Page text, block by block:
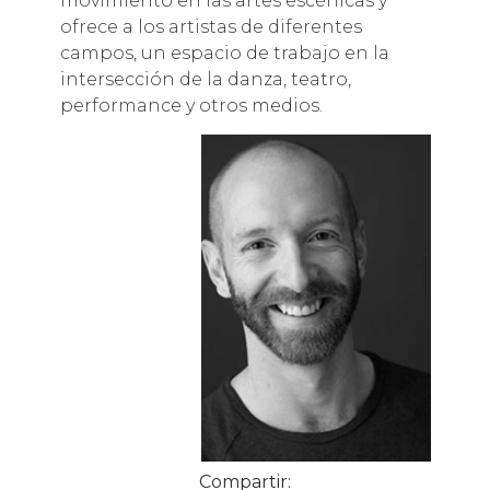
ofrece a los artistas de diferentes
campos, un espacio de trabajo en la
intersección de la danza, teatro,
performance y otros medios.
Compartir: